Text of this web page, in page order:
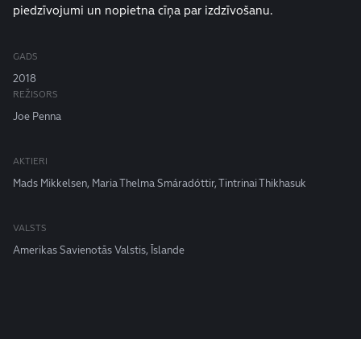
piedzīvojumi un nopietna cīņa par izdzīvošanu.
GADS
2018
REŽISORS
Joe Penna
AKTIERI
Mads Mikkelsen, Maria Thelma Smáradóttir, Tintrinai Thikhasuk
VALSTS
Amerikas Savienotās Valstis, Īslande